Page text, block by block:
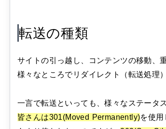
転送の種類
サイトの引っ越し、コンテンツの移動、
様々なところでリダイレクト（転送処理
一言で転送といっても、様々なステータ
皆さんは301(Moved Permanently)を使用